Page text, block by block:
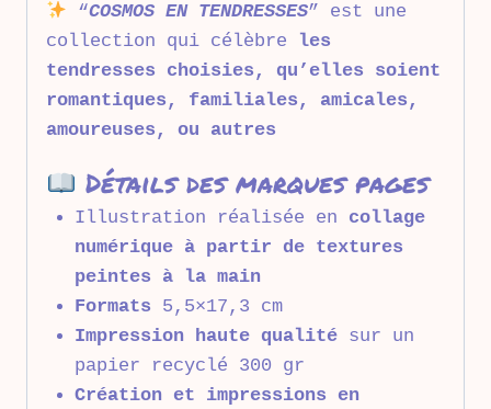
“COSMOS EN TENDRESSES” est une
collection qui célèbre
les
tendresses choisies, qu’elles soient
romantiques, familiales, amicales,
amoureuses, ou autres
Détails des marques pages
Illustration réalisée en collage
numérique à partir de textures
peintes à la main
Formats 5,5×17,3 cm
Impression haute qualitésur un
papier recyclé 300 gr
Création et impressions en